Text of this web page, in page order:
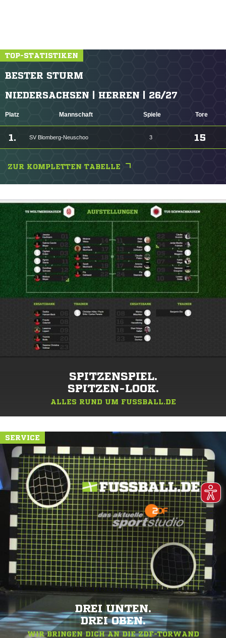
TOP-STATISTIKEN
BESTER STURM
NIEDERSACHSEN | HERREN | 26/27
Platz Mannschaft Spiele Tore
1. SV Blomberg-Neuschoo 3 15
ZUR KOMPLETTEN TABELLE
SPITZENSPIEL.
SPITZEN-LOOK.
ALLES RUND UM FUSSBALL.DE
SERVICE
DREI UNTEN.
DREI OBEN.
WIR BRINGEN DICH AN DIE ZDF-TORWAND